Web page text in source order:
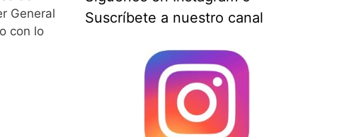
General
con lo
Suscríbete a nuestro canal